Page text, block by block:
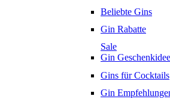
Beliebte Gins
Gin Rabatte
Sale
Gin
Gins für Cocktails
Gin